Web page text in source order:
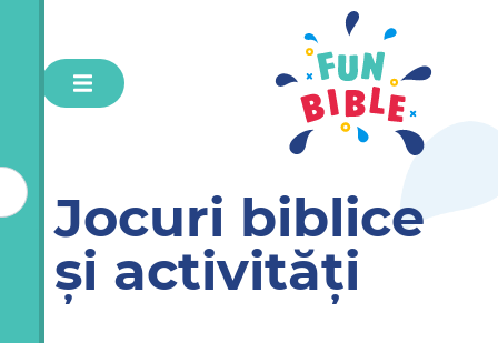
Jocuri biblice
și activități